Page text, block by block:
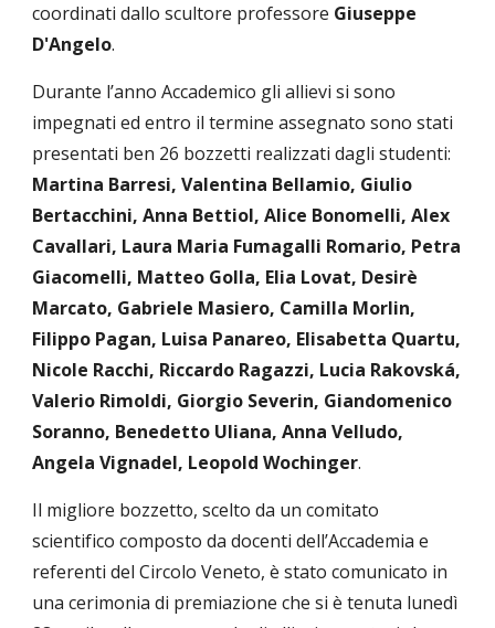
coordinati dallo scultore professore Giuseppe
D'Angelo.
Durante l’anno Accademico gli allievi si sono
impegnati ed entro il termine assegnato sono stati
presentati ben 26 bozzetti realizzati dagli studenti:
Martina Barresi, Valentina Bellamio, Giulio
Bertacchini, Anna Bettiol, Alice Bonomelli, Alex
Cavallari, Laura Maria Fumagalli Romario, Petra
Giacomelli, Matteo Golla, Elia Lovat, Desirè
Marcato, Gabriele Masiero, Camilla Morlin,
Filippo Pagan, Luisa Panareo, Elisabetta Quartu,
Nicole Racchi, Riccardo Ragazzi, Lucia Rakovská,
Valerio Rimoldi, Giorgio Severin, Giandomenico
Soranno, Benedetto Uliana, Anna Velludo,
Angela Vignadel, Leopold Wochinger.
Il migliore bozzetto, scelto da un comitato
scientifico composto da docenti dell’Accademia e
referenti del Circolo Veneto, è stato comunicato in
una cerimonia di premiazione che si è tenuta lunedì